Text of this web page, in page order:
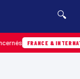
🔍
FRANCE & INTERNATIONALE